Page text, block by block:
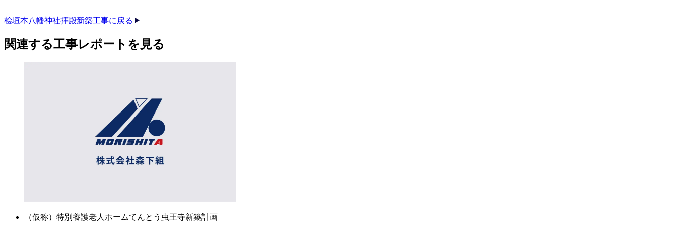
桧垣本八幡神社拝殿新築工事に戻る
関連する​工事レポートを​見る​
（仮称）特別養護老人ホームてんとう虫王寺新築計画